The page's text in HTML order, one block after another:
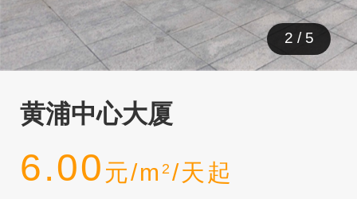
3 / 5
黄浦中心大厦
6.00 元/m 2 /天起